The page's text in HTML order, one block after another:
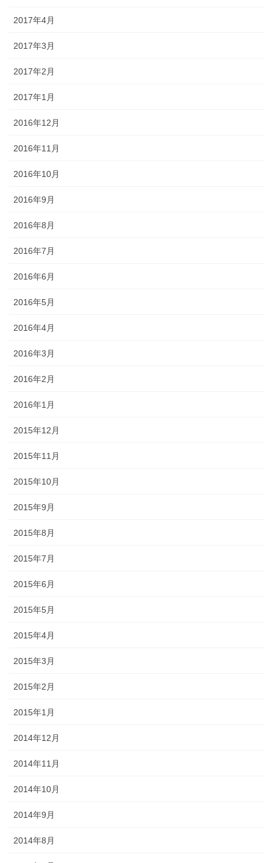
2017年4月
2017年3月
2017年2月
2017年1月
2016年12月
2016年11月
2016年10月
2016年9月
2016年8月
2016年7月
2016年6月
2016年5月
2016年4月
2016年3月
2016年2月
2016年1月
2015年12月
2015年11月
2015年10月
2015年9月
2015年8月
2015年7月
2015年6月
2015年5月
2015年4月
2015年3月
2015年2月
2015年1月
2014年12月
2014年11月
2014年10月
2014年9月
2014年8月